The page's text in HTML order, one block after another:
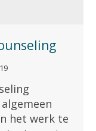
het werk te